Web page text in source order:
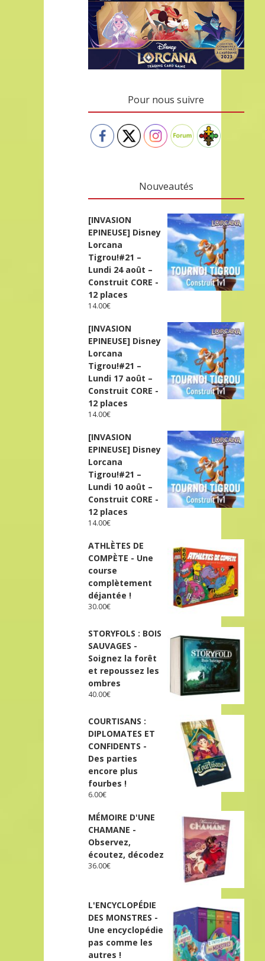
Pour nous suivre
Nouveautés
[INVASION
EPINEUSE] Disney
Lorcana
Tigrou!#21 –
Lundi 24 août –
Construit CORE -
12 places
14.00€
[INVASION
EPINEUSE] Disney
Lorcana
Tigrou!#21 –
Lundi 17 août –
Construit CORE -
12 places
14.00€
[INVASION
EPINEUSE] Disney
Lorcana
Tigrou!#21 –
Lundi 10 août –
Construit CORE -
12 places
14.00€
ATHLÈTES DE
COMPÈTE - Une
course
complètement
déjantée !
30.00€
STORYFOLS : BOIS
SAUVAGES -
Soignez la forêt
et repoussez les
ombres
40.00€
COURTISANS :
DIPLOMATES ET
CONFIDENTS -
Des parties
encore plus
fourbes !
6.00€
MÉMOIRE D'UNE
CHAMANE -
Observez,
écoutez, décodez
36.00€
L'ENCYCLOPÉDIE
DES MONSTRES -
Une encyclopédie
pas comme les
autres !